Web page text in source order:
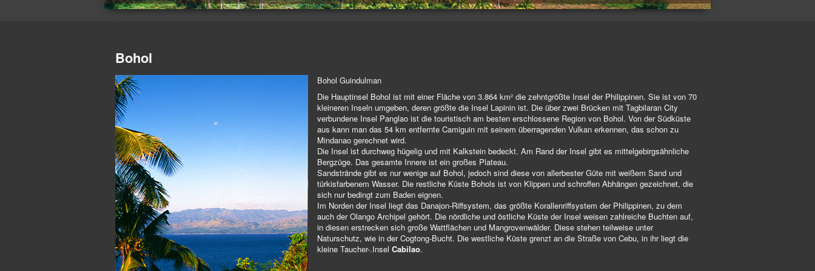
Bohol
Bohol Guindulman
Die Hauptinsel Bohol ist mit einer Fläche von 3.864 km² die zehntgrößte Insel der Philippinen. Sie ist von 70
kleineren Inseln umgeben, deren größte die Insel Lapinin ist. Die über zwei Brücken mit Tagbilaran City
verbundene Insel Panglao ist die touristisch am besten erschlossene Region von Bohol. Von der Südküste
aus kann man das 54 km entfernte Camiguin mit seinem überragenden Vulkan erkennen, das schon zu
Mindanao gerechnet wird.
Die Insel ist durchweg hügelig und mit Kalkstein bedeckt. Am Rand der Insel gibt es mittelgebirgsähnliche
Bergzüge. Das gesamte Innere ist ein großes Plateau.
Sandstrände gibt es nur wenige auf Bohol, jedoch sind diese von allerbester Güte mit weißem Sand und
türkisfarbenem Wasser. Die restliche Küste Bohols ist von Klippen und schroffen Abhängen gezeichnet, die
sich nur bedingt zum Baden eignen.
Im Norden der Insel liegt das Danajon-Riffsystem, das größte Korallenriffsystem der Philippinen, zu dem
auch der Olango Archipel gehört. Die nördliche und östliche Küste der Insel weisen zahlreiche Buchten auf,
in diesen erstrecken sich große Wattflächen und Mangrovenwälder. Diese stehen teilweise unter
Naturschutz, wie in der Cogtong-Bucht. Die westliche Küste grenzt an die Straße von Cebu, in ihr liegt die
kleine Taucher-.Insel Cabilao.